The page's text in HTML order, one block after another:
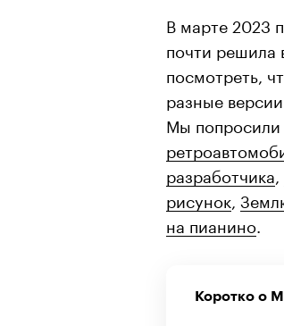
В марте 2023
почти решила
посмотреть,
разные
Мы попросили
разработчика
рисунок
на пианино
Коротко о